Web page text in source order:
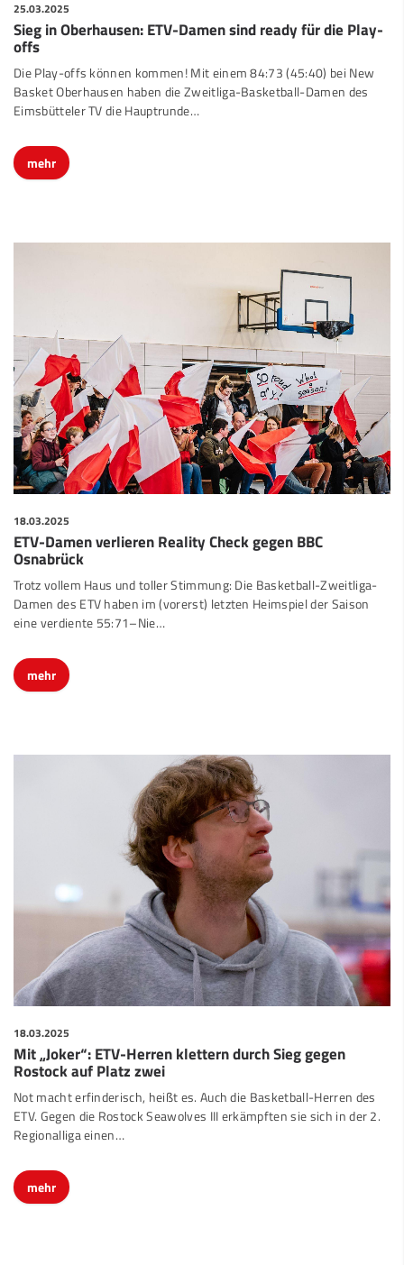
25.03.2025
Sieg in Oberhausen: ETV-Damen sind ready für die Play-
offs
Die Play-offs können kommen! Mit einem 84:73 (45:40) bei New
Basket Oberhausen haben die Zweitliga-Basketball-Damen des
Eimsbütteler TV die Hauptrunde…
mehr
18.03.2025
ETV-Damen verlieren Reality Check gegen BBC
Osnabrück
Trotz vollem Haus und toller Stimmung: Die Basketball-Zweitliga-
Damen des ETV haben im (vorerst) letzten Heimspiel der Saison
eine verdiente 55:71–Nie…
mehr
18.03.2025
Mit „Joker“: ETV-Herren klettern durch Sieg gegen
Rostock auf Platz zwei
Not macht erfinderisch, heißt es. Auch die Basketball-Herren des
ETV. Gegen die Rostock Seawolves III erkämpften sie sich in der 2.
Regionalliga einen…
mehr